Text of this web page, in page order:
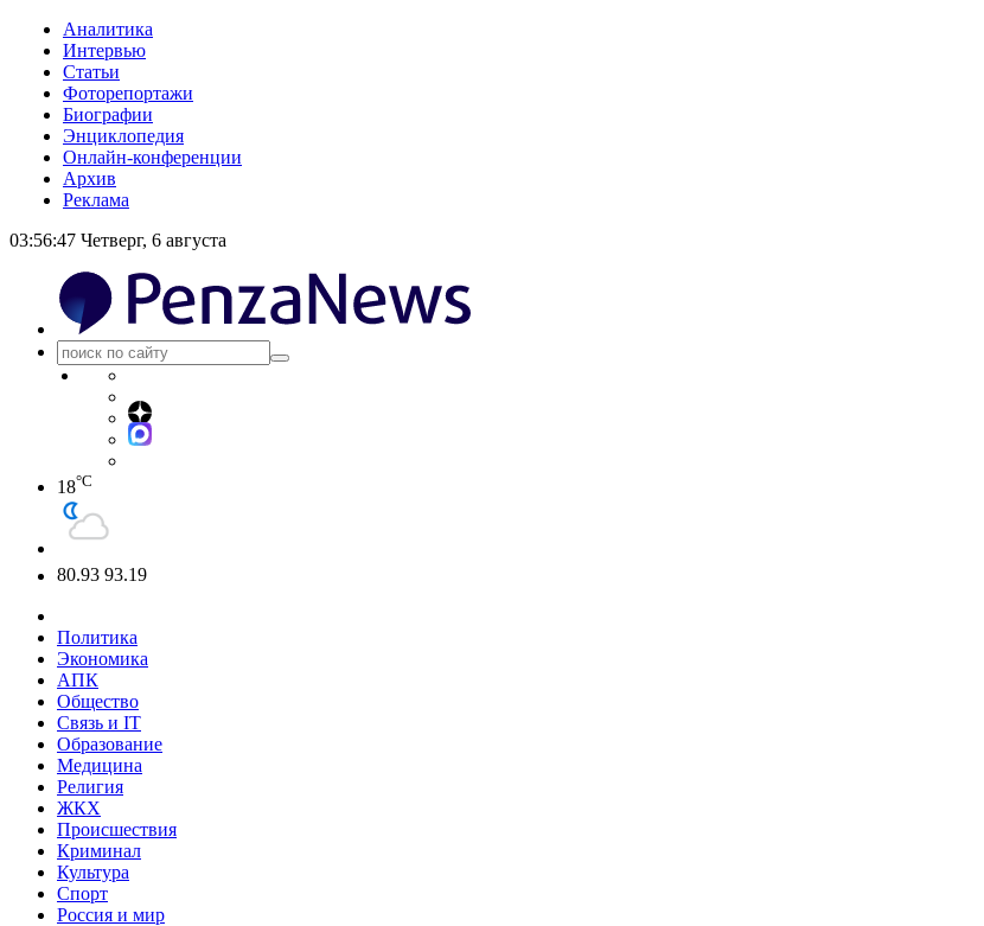
Аналитика
Интервью
Статьи
Фоторепортажи
Биографии
Энциклопедия
Онлайн-конференции
Архив
Реклама
03:56:48 Четверг, 6 августа
18°C
80.93 93.19
Политика
Экономика
АПК
Общество
Связь и IT
Образование
Медицина
Религия
ЖКХ
Происшествия
Криминал
Культура
Спорт
Россия и мир